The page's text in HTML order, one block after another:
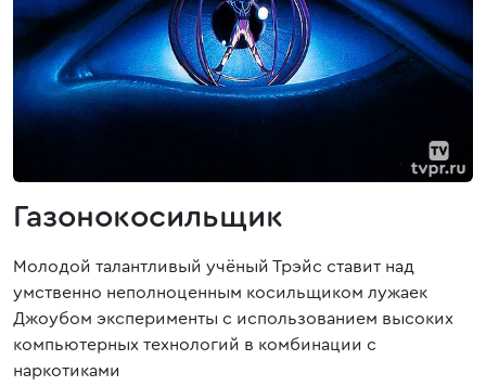
Газонокосильщик
Молодой талантливый учёный Трэйс ставит над
умственно неполноценным косильщиком лужаек
Джоубом эксперименты с использованием высоких
компьютерных технологий в комбинации с
наркотиками